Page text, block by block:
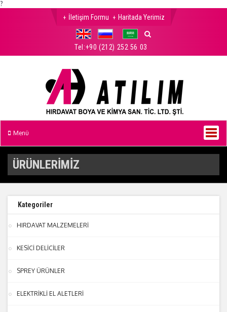
?
Tel:+90 (212) 252 56 03
İletişim Formu Haritada Yerimiz
Menü
ÜRÜNLERİMİZ
Kategoriler
HIRDAVAT MALZEMELERİ
KESİCİ DELİCİLER
SPREY ÜRÜNLER
ELEKTRİKLİ EL ALETLERİ